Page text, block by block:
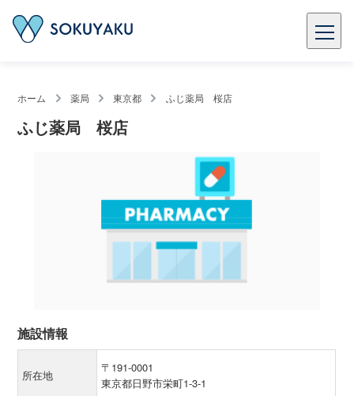
ホーム 薬局 東京都 ふじ薬局 桜店
ふじ薬局 桜店
施設情報
所在地
〒191-0001
東京都日野市栄町1-3-1